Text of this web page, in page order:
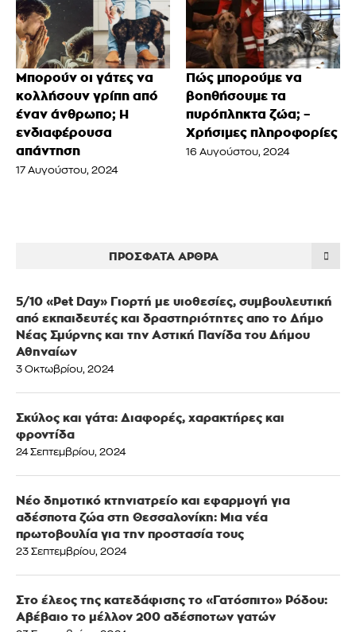
Μπορούν οι γάτες να
κολλήσουν γρίπη από
έναν άνθρωπο; Η
ενδιαφέρουσα
απάντηση
17 Αυγούστου, 2024
Πώς μπορούμε να
βοηθήσουμε τα
πυρόπληκτα ζώα; –
Χρήσιμες πληροφορίες
16 Αυγούστου, 2024
ΠΡΌΣΦΑΤΑ ΆΡΘΡΑ
5/10 «Pet Day» Γιορτή με υιοθεσίες, συμβουλευτική
από εκπαιδευτές και δραστηριότητες απο το Δήμο
Νέας Σμύρνης και την Αστική Πανίδα του Δήμου
Αθηναίων
3 Οκτωβρίου, 2024
Σκύλος και γάτα: Διαφορές, χαρακτήρες και
φροντίδα
24 Σεπτεμβρίου, 2024
Νέο δημοτικό κτηνιατρείο και εφαρμογή για
αδέσποτα ζώα στη Θεσσαλονίκη: Μια νέα
πρωτοβουλία για την προστασία τους
23 Σεπτεμβρίου, 2024
Στο έλεος της κατεδάφισης το «Γατόσπιτο» Ρόδου:
Αβέβαιο το μέλλον 200 αδέσποτων γατών